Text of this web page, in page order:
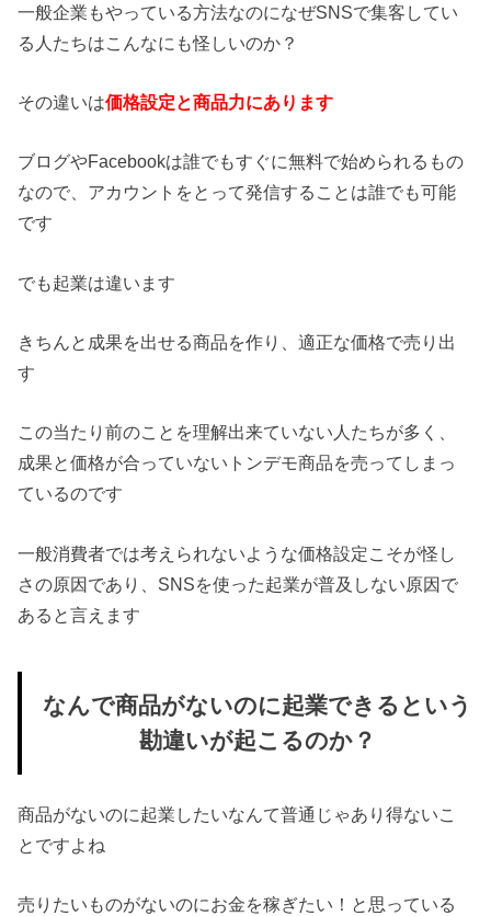
一般企業もやっている方法なのになぜSNSで集客してい
る人たちはこんなにも怪しいのか？
その違いは価格設定と商品力にあります
ブログやFacebookは誰でもすぐに無料で始められるもの
なので、アカウントをとって発信することは誰でも可能
です
でも起業は違います
きちんと成果を出せる商品を作り、適正な価格で売り出
す
この当たり前のことを理解出来ていない人たちが多く、
成果と価格が合っていないトンデモ商品を売ってしまっ
ているのです
一般消費者では考えられないような価格設定こそが怪し
さの原因であり、SNSを使った起業が普及しない原因で
あると言えます
なんで商品がないのに起業できるという
勘違いが起こるのか？
商品がないのに起業したいなんて普通じゃあり得ないこ
とですよね
売りたいものがないのにお金を稼ぎたい！と思っている